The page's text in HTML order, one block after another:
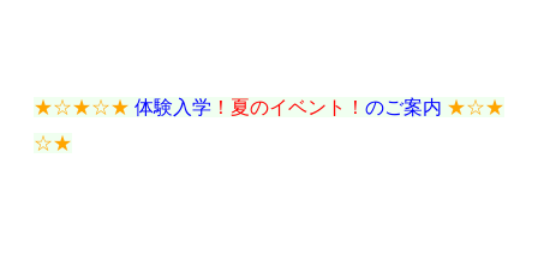
★☆★☆★ 体験入学 ！夏のイベント！ のご案内 ★☆★
☆★